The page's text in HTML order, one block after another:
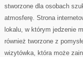
stworzone dla osobach
atmosferę. Strona
lokalu, w którym jedzenie
również tworzone z
wizytówka, która może